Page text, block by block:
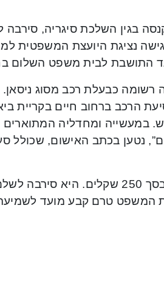
בגין השלכת סיגריה,
נציגת היועצת המשפטית
התושבת לבית משפט השלום
בשעה 17.40, “בעת נסיעת הרכב ברחוב חיים
במעשייה ומחדליה
נטען בכתב האישום, שכולל
יצוין, כי במקור הוטל על הנאשמת קנס בסך 250
המשפט טרם קבע מועד